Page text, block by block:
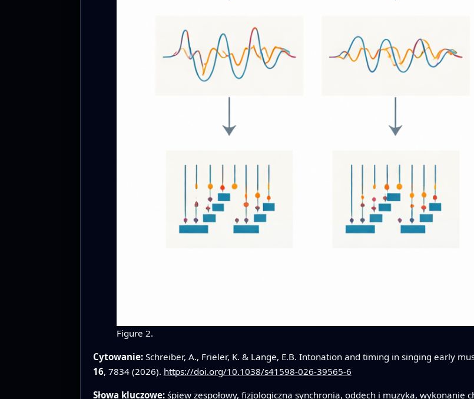
Figure 2.
Cytowanie: Schreiber, A., Frieler, K. & Lange, E.B. Intonation and timing in singing early
16, 7834 (2026). https://doi.org/10.1038/s41598-026-39565-6
Słowa kluczowe: śpiew zespołowy, fizjologiczna synchronia, oddech i muzyka, wykonanie